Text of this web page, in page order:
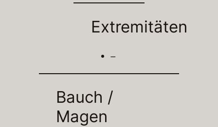
Extremitäten
–
Bauch /
Magen